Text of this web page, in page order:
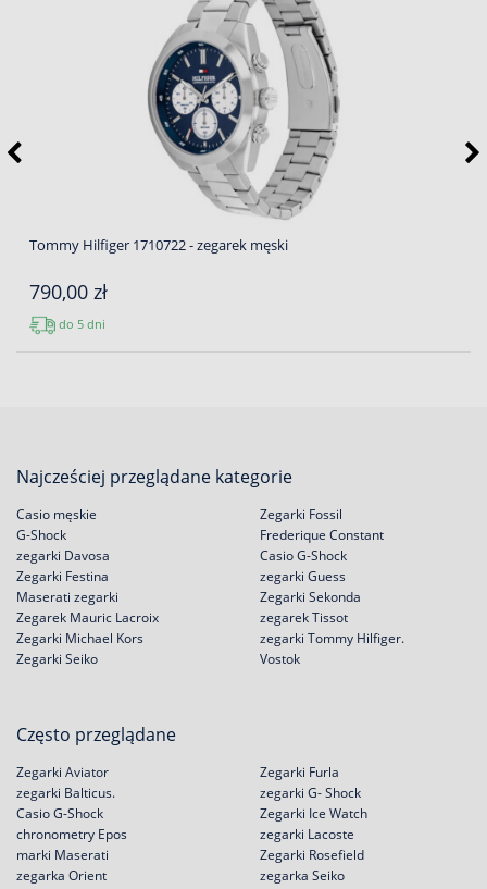
Tommy Hilfiger 1710722 - zegarek męski
790,00 zł
do 5 dni
Najcześciej przeglądane kategorie
Casio męskie
G-Shock
zegarki Davosa
Zegarki Festina
Zegarki Fossil
Frederique Constant
Casio G-Shock
zegarki Guess
Maserati zegarki
Zegarek Mauric Lacroix
Zegarki Michael Kors
Zegarki Seiko
Zegarki Sekonda
zegarek Tissot
zegarki Tommy Hilfiger.
Vostok
Często przeglądane
Zegarki Aviator
zegarki Balticus.
Casio G-Shock
chronometry Epos
Zegarki Furla
zegarki G- Shock
Zegarki Ice Watch
zegarki Lacoste
marki Maserati
zegarka Orient
Zegarki Rosefield
zegarka Seiko